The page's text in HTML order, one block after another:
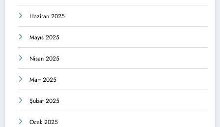
Haziran 2025
Mayıs 2025
Nisan 2025
Mart 2025
Şubat 2025
Ocak 2025